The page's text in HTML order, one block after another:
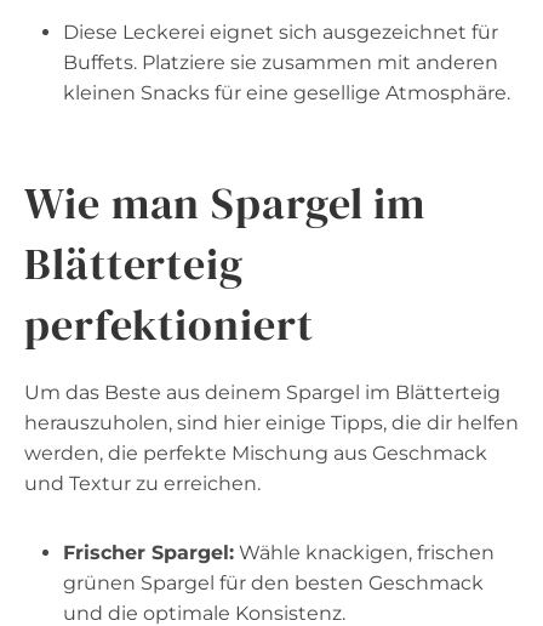
Diese Leckerei eignet sich ausgezeichnet für
Buffets. Platziere sie zusammen mit anderen
kleinen Snacks für eine gesellige Atmosphäre.
Wie man Spargel im
Blätterteig
perfektioniert
Um das Beste aus deinem Spargel im Blätterteig
herauszuholen, sind hier einige Tipps, die dir helfen
werden, die perfekte Mischung aus Geschmack
und Textur zu erreichen.
Frischer Spargel: Wähle knackigen, frischen
grünen Spargel für den besten Geschmack
und die optimale Konsistenz.